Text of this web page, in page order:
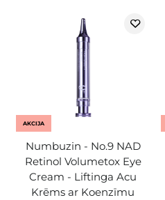
AKCIJA
Numbuzin - No.9 NAD
Retinol Volumetox Eye
Cream - Liftinga Acu
Krēms ar Koenzīmu